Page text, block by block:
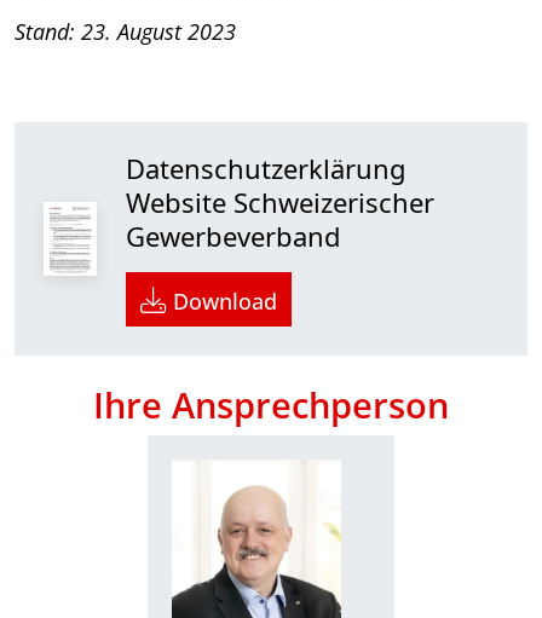
Stand: 23. August 2023
Datenschutzerklärung
Website Schweizerischer
Gewerbeverband
Download
Ihre Ansprechperson